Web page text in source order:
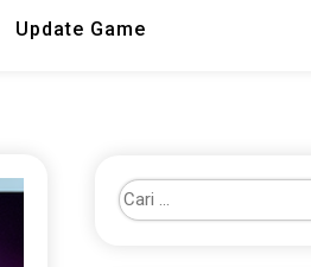
Update Game